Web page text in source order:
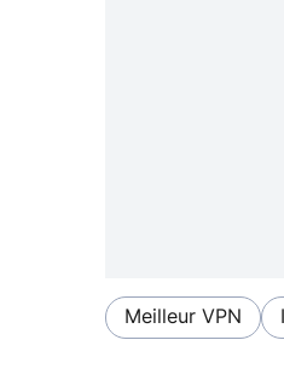
Meilleur VPN